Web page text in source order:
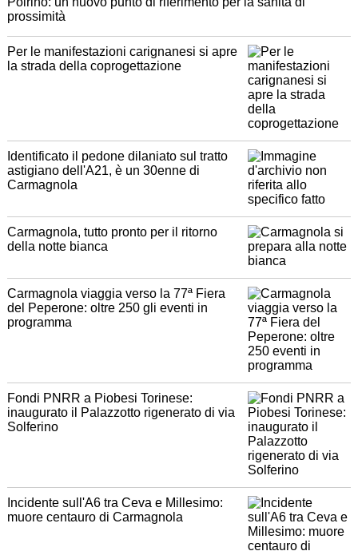
prossimità
Per le manifestazioni carignanesi si apre
la strada della coprogettazione
Identificato il pedone dilaniato sul tratto
astigiano dell'A21, è un 30enne di
Carmagnola
Carmagnola, tutto pronto per il ritorno
della notte bianca
Carmagnola viaggia verso la 77ª Fiera
del Peperone: oltre 250 gli eventi in
programma
Fondi PNRR a Piobesi Torinese:
inaugurato il Palazzotto rigenerato di via
Solferino
Incidente sull'A6 tra Ceva e Millesimo:
muore centauro di Carmagnola